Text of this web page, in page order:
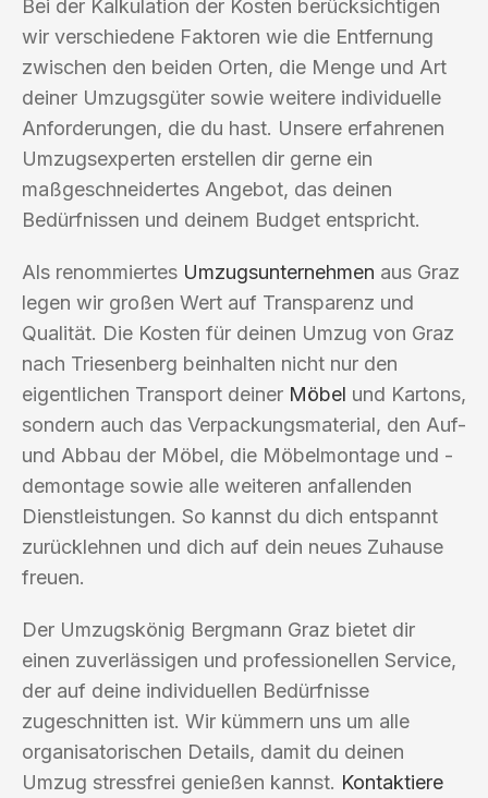
Bei der Kalkulation der Kosten berücksichtigen
wir verschiedene Faktoren wie die Entfernung
zwischen den beiden Orten, die Menge und Art
deiner Umzugsgüter sowie weitere individuelle
Anforderungen, die du hast. Unsere erfahrenen
Umzugsexperten erstellen dir gerne ein
maßgeschneidertes Angebot, das deinen
Bedürfnissen und deinem Budget entspricht.
Als renommiertes Umzugsunternehmen aus Graz
legen wir großen Wert auf Transparenz und
Qualität. Die Kosten für deinen Umzug von Graz
nach Triesenberg beinhalten nicht nur den
eigentlichen Transport deiner Möbel und Kartons,
sondern auch das Verpackungsmaterial, den Auf-
und Abbau der Möbel, die Möbelmontage und -
demontage sowie alle weiteren anfallenden
Dienstleistungen. So kannst du dich entspannt
zurücklehnen und dich auf dein neues Zuhause
freuen.
Der Umzugskönig Bergmann Graz bietet dir
einen zuverlässigen und professionellen Service,
der auf deine individuellen Bedürfnisse
zugeschnitten ist. Wir kümmern uns um alle
organisatorischen Details, damit du deinen
Umzug stressfrei genießen kannst. Kontaktiere